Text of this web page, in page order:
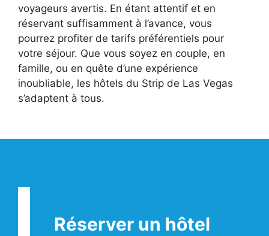
voyageurs avertis. En étant attentif et en
réservant suffisamment à l’avance, vous
pourrez profiter de tarifs préférentiels pour
votre séjour. Que vous soyez en couple, en
famille, ou en quête d’une expérience
inoubliable, les hôtels du Strip de Las Vegas
s’adaptent à tous.
Réserver un hôtel